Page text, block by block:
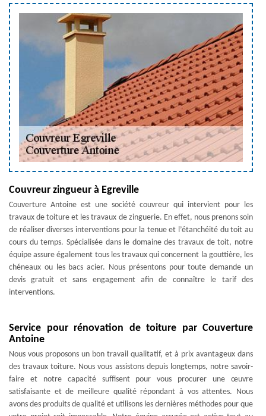
Couvreur zingueur à Egreville
Couverture Antoine est une société couvreur qui intervient pour les
travaux de toiture et les travaux de zinguerie. En effet, nous prenons soin
de réaliser diverses interventions pour la tenue et l’étanchéité du toit au
cours du temps. Spécialisée dans le domaine des travaux de toit, notre
équipe assure également tous les travaux qui concernent la gouttière, les
chéneaux ou les bacs acier. Nous présentons pour toute demande un
devis gratuit et sans engagement afin de connaître le tarif des
interventions.
Service pour rénovation de toiture par Couverture
Antoine
Nous vous proposons un bon travail qualitatif, et à prix avantageux dans
des travaux toiture. Nous vous assistons depuis longtemps, notre savoir-
faire et notre capacité suffisent pour vous procurer une œuvre
satisfaisante et de meilleure qualité répondant à vos attentes. Nous
avons des produits de qualité et utilisons les dernières méthodes pour que